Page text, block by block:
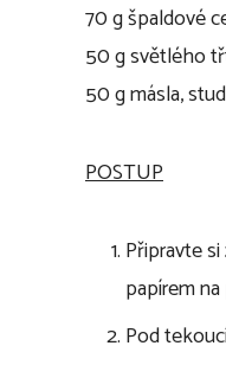
70 g špaldové
50 g světlého
50 g másla,
POSTUP
Připravte si
papírem
Pod